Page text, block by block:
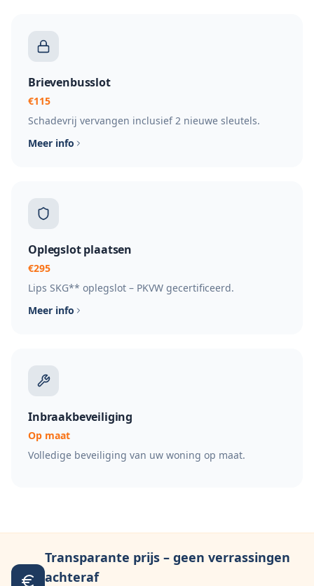
Brievenbusslot
€115
Schadevrij vervangen inclusief 2 nieuwe sleutels.
Meer info
Oplegslot plaatsen
€295
Lips SKG** oplegslot – PKVW gecertificeerd.
Meer info
Inbraakbeveiliging
Op maat
Volledige beveiliging van uw woning op maat.
Transparante prijs – geen verrassingen
achteraf